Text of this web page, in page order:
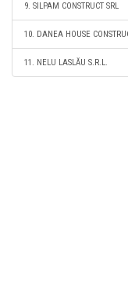
9. SILPAM CONSTRUCT SRL
10. DANEA HOUSE
11. NELU LASLĂU S.R.L.